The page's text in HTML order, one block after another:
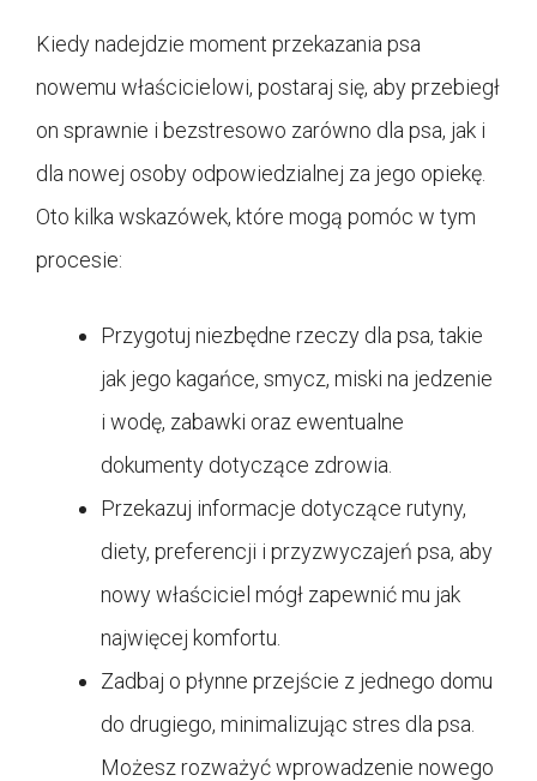
Kiedy nadejdzie moment przekazania psa
nowemu właścicielowi, postaraj się, aby przebiegł
on sprawnie i bezstresowo zarówno dla psa, jak i
dla nowej osoby odpowiedzialnej za jego opiekę.
Oto kilka wskazówek, które mogą pomóc w tym
procesie:
Przygotuj niezbędne rzeczy dla psa, takie
jak jego kagańce, smycz, miski na jedzenie
i wodę, zabawki oraz ewentualne
dokumenty dotyczące zdrowia.
Przekazuj informacje dotyczące rutyny,
diety, preferencji i przyzwyczajeń psa, aby
nowy właściciel mógł zapewnić mu jak
najwięcej komfortu.
Zadbaj o płynne przejście z jednego domu
do drugiego, minimalizując stres dla psa.
Możesz rozważyć wprowadzenie nowego